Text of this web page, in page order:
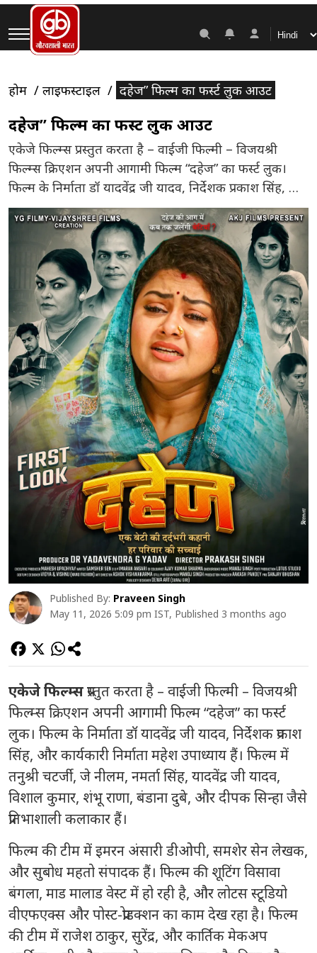
होम लाइफस्टाइल दहेज” फिल्म का फर्स्ट लुक आउट
दहेज” फिल्म का फर्स्ट लुक आउट
एकेजे फिल्म्स प्रस्तुत करता है – वाईजी फिल्मी – विजयश्री
फिल्म्स क्रिएशन अपनी आगामी फिल्म “दहेज” का फर्स्ट लुक।
फिल्म के निर्माता डॉ यादवेंद्र जी यादव, निर्देशक प्रकाश सिंह, और
कार्यकारी निर्माता महेश उपाध्याय हैं। फिल्म में तनुश्री चटर्जी, जे
नीलम, नमर्ता सिंह, यादवेंद्र जी यादव, विशाल कुमार, शंभू राणा,
बंडाना दुबे, और दीपक सिन्हा […]
Published By: Praveen Singh
May 11, 2026 5:09 pm IST, Published 3 months ago
एकेजे फिल्म्सप्रस्तुत करता है – वाईजी फिल्मी – विजयश्री
फिल्म्स क्रिएशन अपनी आगामी फिल्म “दहेज” का फर्स्ट
लुक। फिल्म के निर्माता डॉ यादवेंद्र जी यादव, निर्देशक प्रकाश
सिंह, और कार्यकारी निर्माता महेश उपाध्याय हैं। फिल्म में
तनुश्री चटर्जी, जे नीलम, नमर्ता सिंह, यादवेंद्र जी यादव,
विशाल कुमार, शंभू राणा, बंडाना दुबे, और दीपक सिन्हा जैसे
प्रतिभाशाली कलाकार हैं।
फिल्म की टीम में इमरन अंसारी डीओपी, समशेर सेन लेखक,
और सुबोध महतो संपादक हैं। फिल्म की शूटिंग विसावा
बंगला, माड मालाड वेस्ट में हो रही है, और लोटस स्टूडियो
वीएफएक्स और पोस्ट-प्रोडक्शन का काम देख रहा है। फिल्म
की टीम में राजेश ठाकुर, सुरेंद्र, और कार्तिक मेकअप